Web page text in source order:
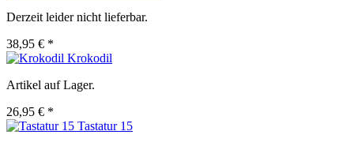
Derzeit leider nicht lieferbar.
38,95 € *
Krokodil
Artikel auf Lager.
26,95 € *
Tastatur 15